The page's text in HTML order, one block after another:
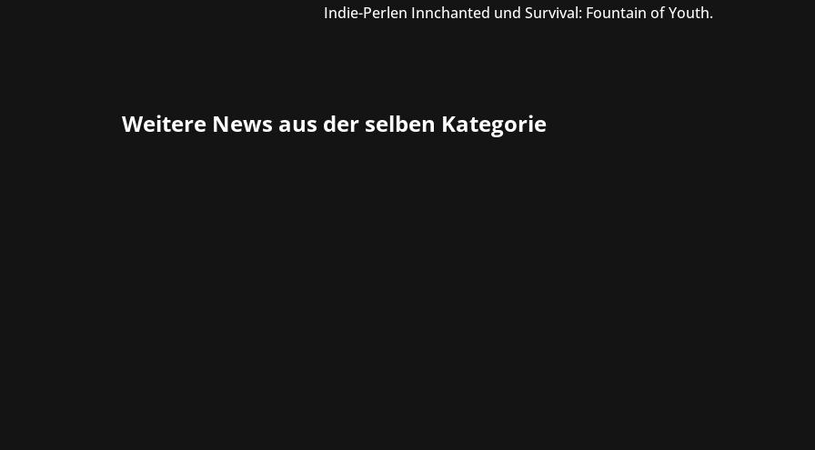
Indie-Perlen Innchanted und Survival: Fountain of Youth.
Weitere News aus der selben Kategorie